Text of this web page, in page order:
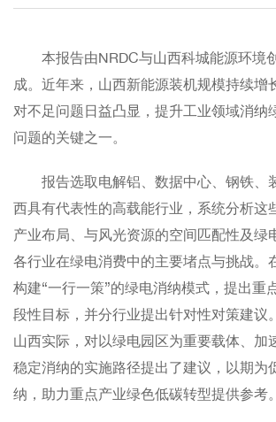
本报告由NRDC与山西科城能源环境
成。近年来，山西新能源装机规模持续增
对不足问题日益凸显，提升工业领域消纳
问题的关键之一。
报告选取电解铝、数据中心、钢铁、
西具有代表性的高载能行业，系统分析这
产业布局、与风光资源的空间匹配性及绿
各行业在绿电消费中的主要堵点与挑战。
构建“一行一策”的绿电消纳模式，提出重
段性目标，并分行业提出针对性对策建议
山西实际，对以绿电园区为重要载体、加
稳定消纳的实施路径提出了建议，以期为
纳，助力重点产业绿色低碳转型提供参考。